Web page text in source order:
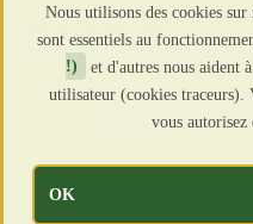
RATIER
Détails
2015 - XXeme
Nous utilisons des cookies
sont essentiels au
!)
et d'autres nous aident
utilisateur (cookies traceurs).
vous autorisez
OK